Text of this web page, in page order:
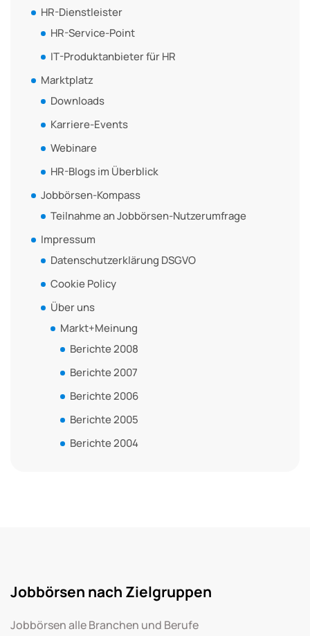
HR-Dienstleister
HR-Service-Point
IT-Produktanbieter für HR
Marktplatz
Downloads
Karriere-Events
Webinare
HR-Blogs im Überblick
Jobbörsen-Kompass
Teilnahme an Jobbörsen-Nutzerumfrage
Impressum
Datenschutzerklärung DSGVO
Cookie Policy
Über uns
Markt+Meinung
Berichte 2008
Berichte 2007
Berichte 2006
Berichte 2005
Berichte 2004
Jobbörsen nach Zielgruppen
Jobbörsen alle Branchen und Berufe